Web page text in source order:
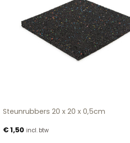
Steunrubbers 20 x 20 x 0,5cm
€1,50 incl. btw